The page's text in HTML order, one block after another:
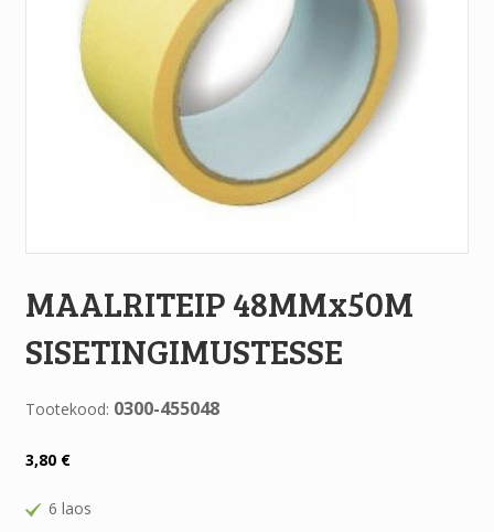
MAALRITEIP 48MMx50M
SISETINGIMUSTESSE
Tootekood: 0300-455048
3,80 €
6 laos